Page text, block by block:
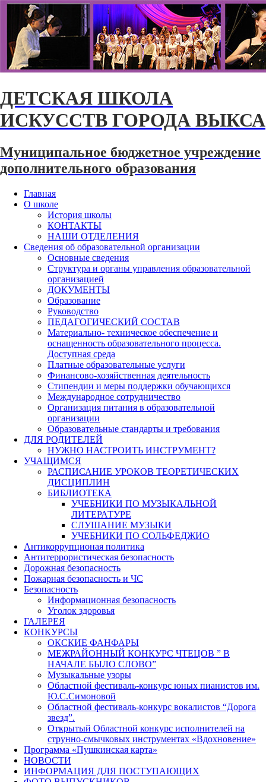
ДЕТСКАЯ ШКОЛА
ИСКУССТВ ГОРОДА ВЫКСА
Муниципальное бюджетное учреждение
дополнительного образования
Главная
О школе
История школы
КОНТАКТЫ
НАШИ ОТДЕЛЕНИЯ
Сведения об образовательной организации
Основные сведения
Структура и органы управления образовательной
организацией
ДОКУМЕНТЫ
Образование
Руководство
ПЕДАГОГИЧЕСКИЙ СОСТАВ
Материально- техническое обеспечение и
оснащенность образовательного процесса.
Доступная среда
Платные образовательные услуги
Финансово-хозяйственная деятельность
Стипендии и меры поддержки обучающихся
Международное сотрудничество
Организация питания в образовательной
организации
Образовательные стандарты и требования
ДЛЯ РОДИТЕЛЕЙ
НУЖНО НАСТРОИТЬ ИНСТРУМЕНТ?
УЧАЩИМСЯ
РАСПИСАНИЕ УРОКОВ ТЕОРЕТИЧЕСКИХ
ДИСЦИПЛИН
БИБЛИОТЕКА
УЧЕБНИКИ ПО МУЗЫКАЛЬНОЙ
ЛИТЕРАТУРЕ
СЛУШАНИЕ МУЗЫКИ
УЧЕБНИКИ ПО СОЛЬФЕДЖИО
Антикоррупционая политика
Антитеррористическая безопасность
Дорожная безопасность
Пожарная безопасность и ЧС
Безопасность
Информационная безопасность
Уголок здоровья
ГАЛЕРЕЯ
КОНКУРСЫ
ОКСКИЕ ФАНФАРЫ
МЕЖРАЙОННЫЙ КОНКУРС ЧТЕЦОВ ” В
НАЧАЛЕ БЫЛО СЛОВО”
Музыкальные узоры
Областной фестиваль-конкурс юных пианистов им.
Ю.С.Симоновой
Областной фестиваль-конкурс вокалистов “Дорога
звезд”.
Открытый Областной конкурс исполнителей на
струнно-смычковых инструментах «Вдохновение»
Программа «Пушкинская карта»
НОВОСТИ
ИНФОРМАЦИЯ ДЛЯ ПОСТУПАЮЩИХ